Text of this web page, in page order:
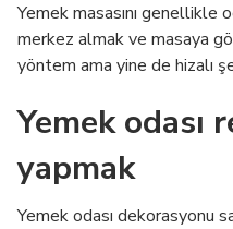
Yemek masasını genellikle
merkez almak ve masaya
yöntem ama yine de hizalı
Yemek odası
yapmak
Yemek odası dekorasyonu